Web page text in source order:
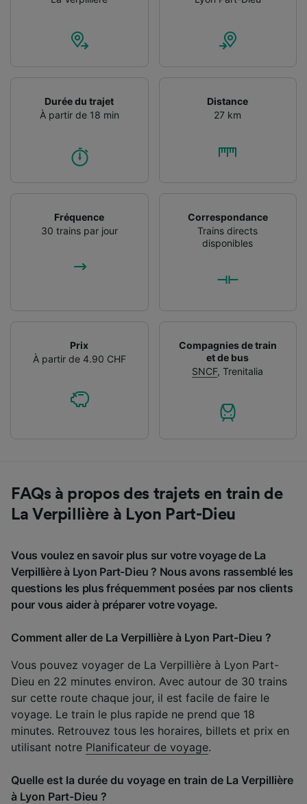
Durée du trajet
À partir de 18 min
Distance
27 km
Fréquence
30 trains par jour
Correspondance
Trains directs
disponibles
Prix
À partir de 4.90 CHF
Compagnies de train
et de bus
SNCF,Trenitalia
FAQs à propos des trajets en train de
La Verpillière à Lyon Part-Dieu
Vous voulez en savoir plus sur votre voyage de La
Verpillière à Lyon Part-Dieu ? Nous avons rassemblé les
questions les plus fréquemment posées par nos clients
pour vous aider à préparer votre voyage.
Comment aller de La Verpillière à Lyon Part-Dieu ?
Vous pouvez voyager de La Verpillière à Lyon Part-
Dieu en 22 minutes environ. Avec autour de 30 trains
sur cette route chaque jour, il est facile de faire le
voyage. Le train le plus rapide ne prend que 18
minutes. Retrouvez tous les horaires, billets et prix en
utilisant notre Planificateur de voyage.
Quelle est la durée du voyage en train de La Verpillière
à Lyon Part-Dieu ?